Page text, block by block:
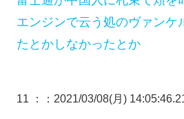
エンジンで云う処のヴァンケ
たとかしなかったとか
11 ： ：2021/03/08(月)